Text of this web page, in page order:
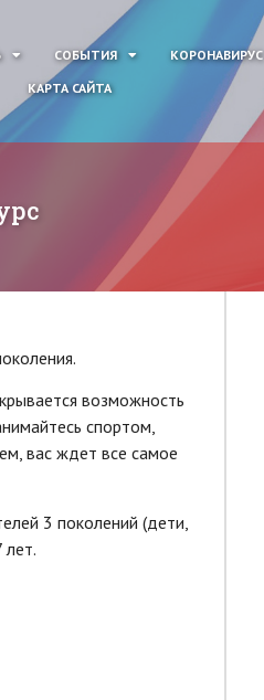
СОБЫТИЯ КОРОНАВИРУС
КАРТА САЙТА
возможность
спортом,
вас ждет все самое
3 поколений (дети,